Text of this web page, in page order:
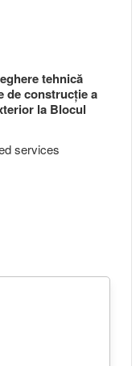
tehnică
de construcție a
la Blocul
services